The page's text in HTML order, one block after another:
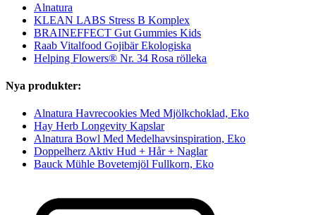
Alnatura
KLEAN LABS Stress B Komplex
BRAINEFFECT Gut Gummies Kids
Raab Vitalfood Gojibär Ekologiska
Helping Flowers® Nr. 34 Rosa rölleka
Nya produkter:
Alnatura Havrecookies Med Mjölkchoklad, Eko
Hay Herb Longevity Kapslar
Alnatura Bowl Med Medelhavsinspiration, Eko
Doppelherz Aktiv Hud + Hår + Naglar
Bauck Mühle Bovetemjöl Fullkorn, Eko